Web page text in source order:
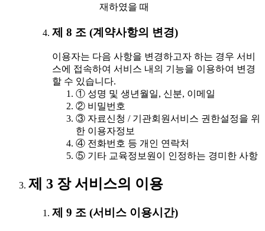
재하였을 때
제 8 조 (계약사항의 변경)
이용자는 다음 사항을 변경하고자 하는 경우 서비
스에 접속하여 서비스 내의 기능을 이용하여 변경
할 수 있습니다.
① 성명 및 생년월일, 신분, 이메일
② 비밀번호
③ 자료신청 / 기관회원서비스 권한설정을 위
한 이용자정보
④ 전화번호 등 개인 연락처
⑤ 기타 교육정보원이 인정하는 경미한 사항
제 3 장 서비스의 이용
제 9 조 (서비스 이용시간)